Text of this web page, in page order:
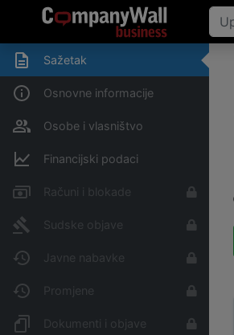
Sažetak
Osnovne informacije
Osobe i vlasništvo
Financijski podaci
Računi i blokade
Sudske objave
Javne nabavke
Promjene
Dokumenti i objave